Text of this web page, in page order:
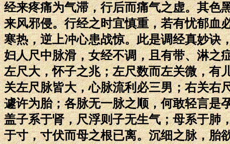
经来疼痛为气滞，行后而痛气之虚。其色
来风邪侵。行经之时宜慎重，若有忧郁血
寒热，逆上冲心患战惊。此是调经真妙诀
妇人尺中脉滑，女经不调，且有带、淋之
左尺大，怀子之兆；左尺数而左关微，有
关左尺脉皆大，心脉流利必三男；右关右
遽许为胎；各脉无一脉之顺，何敢轻言是
盖子系于肾，尺浮则子无生气；母系于肺
于寸，寸伏而母之根已离。沉细之脉，胎